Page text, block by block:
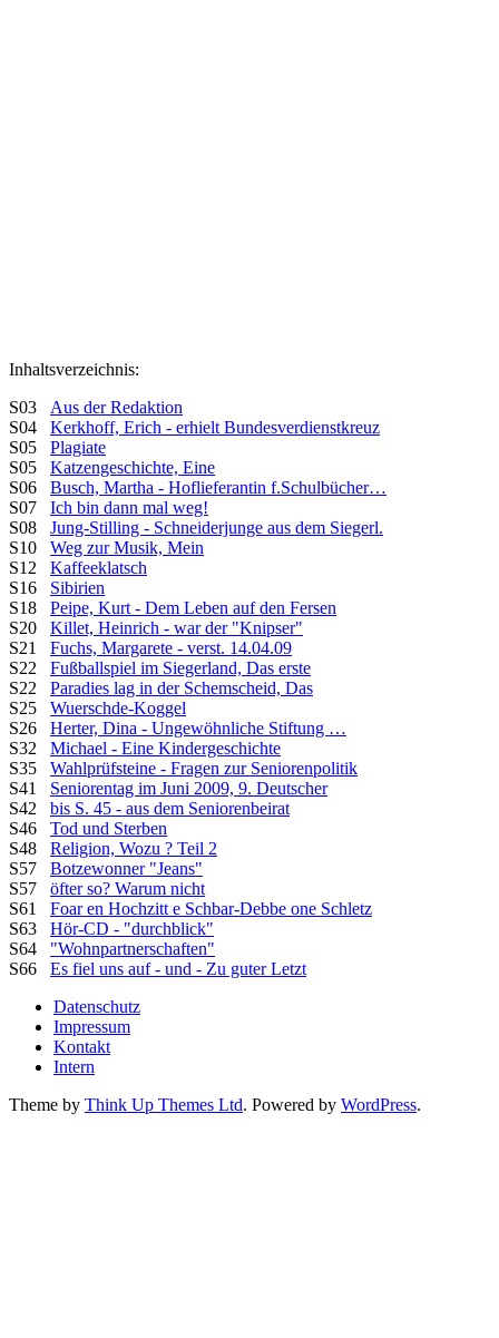
Inhaltsverzeichnis:
S03 Aus der Redaktion
S04 Kerkhoff, Erich - erhielt Bundesverdienstkreuz
S05 Plagiate
S05 Katzengeschichte, Eine
S06 Busch, Martha - Hoflieferantin f.Schulbücher…
S07 Ich bin dann mal weg!
S08 Jung-Stilling - Schneiderjunge aus dem Siegerl.
S10 Weg zur Musik, Mein
S12 Kaffeeklatsch
S16 Sibirien
S18 Peipe, Kurt - Dem Leben auf den Fersen
S20 Killet, Heinrich - war der "Knipser"
S21 Fuchs, Margarete - verst. 14.04.09
S22 Fußballspiel im Siegerland, Das erste
S22 Paradies lag in der Schemscheid, Das
S25 Wuerschde-Koggel
S26 Herter, Dina - Ungewöhnliche Stiftung …
S32 Michael - Eine Kindergeschichte
S35 Wahlprüfsteine - Fragen zur Seniorenpolitik
S41 Seniorentag im Juni 2009, 9. Deutscher
S42 bis S. 45 - aus dem Seniorenbeirat
S46 Tod und Sterben
S48 Religion, Wozu ? Teil 2
S57 Botzewonner "Jeans"
S57 öfter so? Warum nicht
S61 Foar en Hochzitt e Schbar-Debbe one Schletz
S63 Hör-CD - "durchblick"
S64 "Wohnpartnerschaften"
S66 Es fiel uns auf - und - Zu guter Letzt
Datenschutz
Impressum
Kontakt
Intern
Theme by Think Up Themes Ltd. Powered by WordPress.